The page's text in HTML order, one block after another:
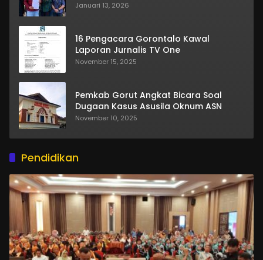
Januari 13, 2026
16 Pengacara Gorontalo Kawal
Laporan Jurnalis TV One
November 15, 2025
Pemkab Gorut Angkat Bicara Soal
Dugaan Kasus Asusila Oknum ASN
November 10, 2025
Pendidikan